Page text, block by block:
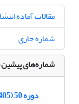
مقالات آماده
شماره جاری
شماره‌های
دوره 50 (1405)